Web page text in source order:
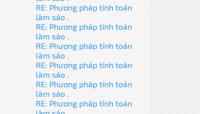
RE: Phương pháp tính toán
làm sáo .
RE: Phương pháp tính toán
làm sáo .
RE: Phương pháp tính toán
làm sáo .
RE: Phương pháp tính toán
làm sáo .
RE: Phương pháp tính toán
làm sáo .
RE: Phương pháp tính toán